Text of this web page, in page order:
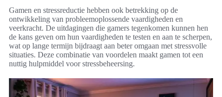
Gamen en stressreductie hebben ook betrekking op de
ontwikkeling van probleemoplossende vaardigheden en
veerkracht. De uitdagingen die gamers tegenkomen kunnen hen
de kans geven om hun vaardigheden te testen en aan te scherpen,
wat op lange termijn bijdraagt aan beter omgaan met stressvolle
situaties. Deze combinatie van voordelen maakt gamen tot een
nuttig hulpmiddel voor stressbeheersing.